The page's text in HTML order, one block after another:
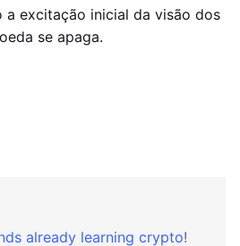
a excitação inicial da visão dos
se apaga.
already learning crypto!